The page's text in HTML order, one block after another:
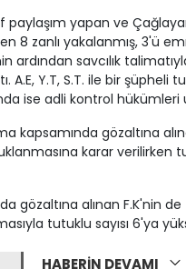
paylaşım yapan ve
8 zanlı yakalanmış, 3'ü
ardından savcılık
A.E, Y.T, S.T. ile bir şüpheli
ise adli kontrol hükümleri
kapsamında gözaltına
karar verilirken
gözaltına alınan F.K'nin de
tutuklu sayısı 6'ya
HABERİN DEVAMI